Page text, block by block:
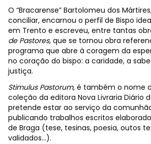
O “Bracarense” Bartolomeu dos
conciliar, encarnou o perfil de Bispo
em Trento e escreveu, entre tantas
de Pastores, que se tornou obra
programa que abre à coragem da
no coração do bispo: a caridade, a
justiça.
Stimulus Pastorum, é também o nome
coleção da editora Nova Livraria Diário
pretende estar ao serviço da
publicando trabalhos escritos
de Braga (tese, tesinas, poesia, outos
validados…).